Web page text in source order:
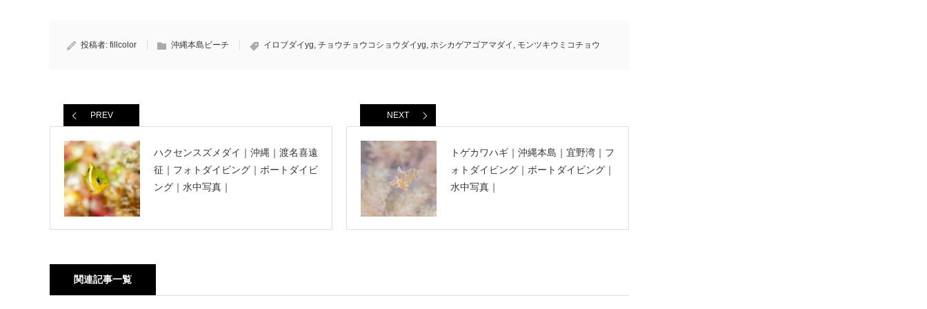
投稿者: fillcolor 沖縄本島ビーチ イロブダイyg, チョウチョウコショウダイyg, ホシカゲアゴアマダイ , モンツキウミコチョウ
PREV
ハクセンスズメダイ｜沖縄｜渡名喜遠
征｜フォトダイビング｜ボートダイビ
ング｜水中写真｜
NEXT
トゲカワハギ｜沖縄本島｜宜野湾｜フ
ォトダイビング｜ボートダイビング｜
水中写真｜
関連記事一覧